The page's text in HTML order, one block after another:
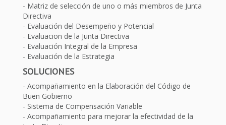
Matriz de selección de uno o más miembros de Junta
Directiva
Evaluación del Desempeño y Potencial
Evaluacion de la Junta Directiva
Evaluación Integral de la Empresa
Evaluación de la Estrategia
SOLUCIONES
Acompañamiento en la Elaboración del Código de
Buen Gobierno
Sistema de Compensación Variable
Acompañamiento para mejorar la efectividad de la